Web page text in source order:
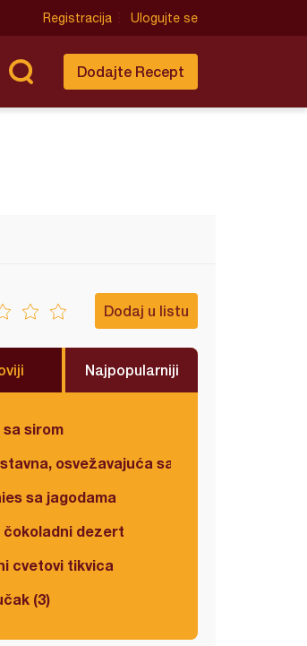
Registracija Ulogujte se
Dodajte Recept
Dodaj u listu
Najpopularniji
sa sirom
osvežavajuća salata
sa jagodama
čokoladni dezert
cvetovi tikvica
(3)